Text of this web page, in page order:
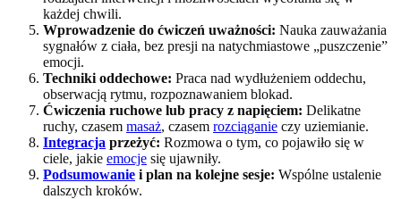
każdej chwili.
Wprowadzenie do ćwiczeń uważności: Nauka zauważania
sygnałów z ciała, bez presji na natychmiastowe „puszczenie”
emocji.
Techniki oddechowe: Praca nad wydłużeniem oddechu,
obserwacją rytmu, rozpoznawaniem blokad.
Ćwiczenia ruchowe lub pracy z napięciem: Delikatne
ruchy, czasem masaż, czasem rozciąganie czy uziemianie.
Integracja przeżyć: Rozmowa o tym, co pojawiło się w
ciele, jakie emocje się ujawniły.
Podsumowanie i plan na kolejne sesje: Wspólne ustalenie
dalszych kroków.